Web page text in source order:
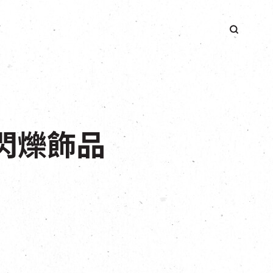
爍飾品